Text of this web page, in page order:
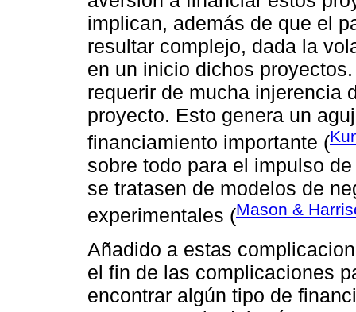
implican, además de que el
resultar complejo, dada la
en un inicio dichos
requerir de mucha injerencia
proyecto. Esto genera un
financiamiento importante (
sobre todo para el impulso
se tratasen de modelos de
experimentales (Mason &
Añadido a estas
el fin de las complicaciones
encontrar algún tipo de